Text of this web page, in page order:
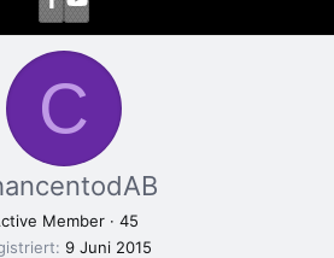
C
Member · 45
9 Juni 2015